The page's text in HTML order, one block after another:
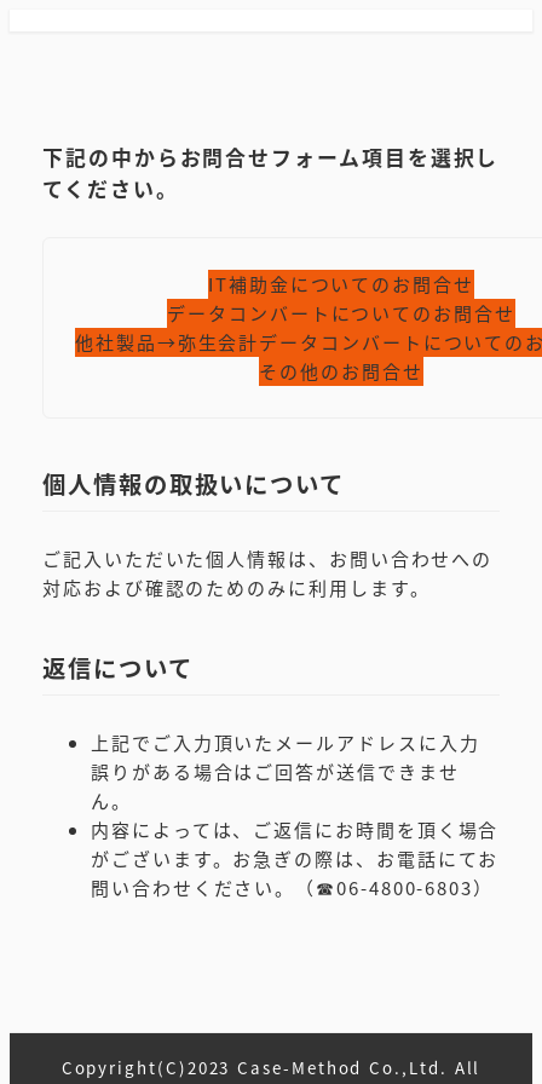
下記の中からお問合せフォーム項目を選択し
てください。
IT補助金についてのお問合せ
データコンバートについてのお問合せ
他社製品→弥生会計データコンバートについての
その他のお問合せ
個人情報の取扱いについて
ご記入いただいた個人情報は、お問い合わせへの
対応および確認のためのみに利用します。
返信について
上記でご入力頂いたメールアドレスに入力
誤りがある場合はご回答が送信できませ
ん。
内容によっては、ご返信にお時間を頂く場合
がございます。お急ぎの際は、お電話にてお
問い合わせください。（☎06-4800-6803）
Copyright(C)2023 Case-Method Co.,Ltd. All